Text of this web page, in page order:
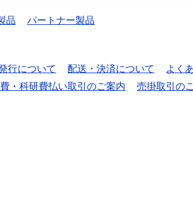
品 パートナー製品
行について 配送・決済について
よく
・科研費払い取引のご案内 売掛取引の